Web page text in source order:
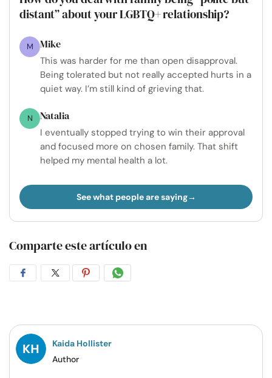
distant” about your LGBTQ+ relationship?
M Mike
This was harder for me than open disapproval.
Being tolerated but not really accepted hurts in a
quiet way. I’m still kind of grieving that.
N Natalia
I eventually stopped trying to win their approval
and focused more on chosen family. That shift
helped my mental health a lot.
See what people are saying
Comparte este artículo en
CompartirCompartirCompartirCompartir
Kaida Hollister
Author